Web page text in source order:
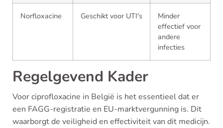
Norfloxacine Geschikt voor UTI's
Minder
effectief voor
andere
infecties
Regelgevend Kader
Voor ciprofloxacine in België is het essentieel dat er
een FAGG-registratie en EU-marktvergunning is. Dit
waarborgt de veiligheid en effectiviteit van dit medicijn.